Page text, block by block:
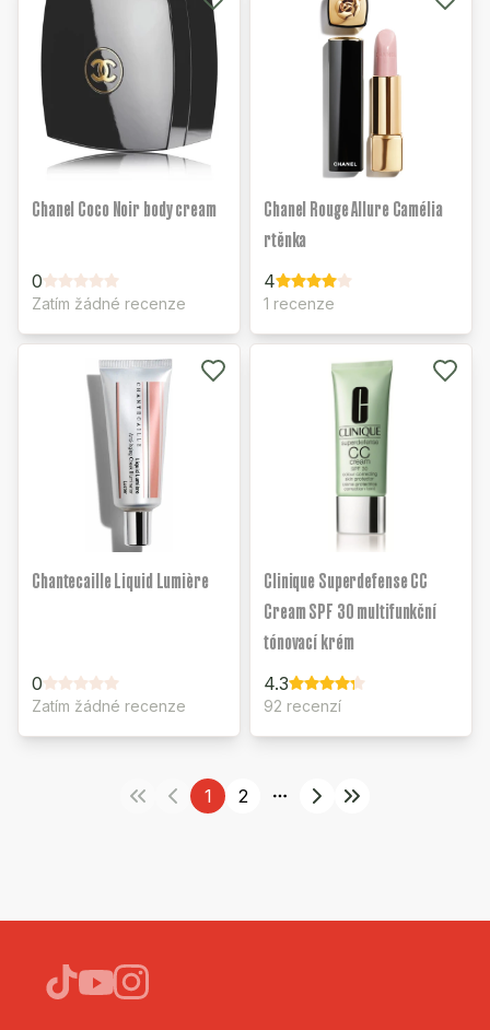
Chanel Coco Noir body cream
0
Zatím žádné recenze
Chanel Rouge Allure Camélia
rtěnka
4
1 recenze
Chantecaille Liquid Lumière
0
Zatím žádné recenze
Clinique Superdefense CC
Cream SPF 30 multifunkční
tónovací krém
4.3
92 recenzí
1 2
More pages